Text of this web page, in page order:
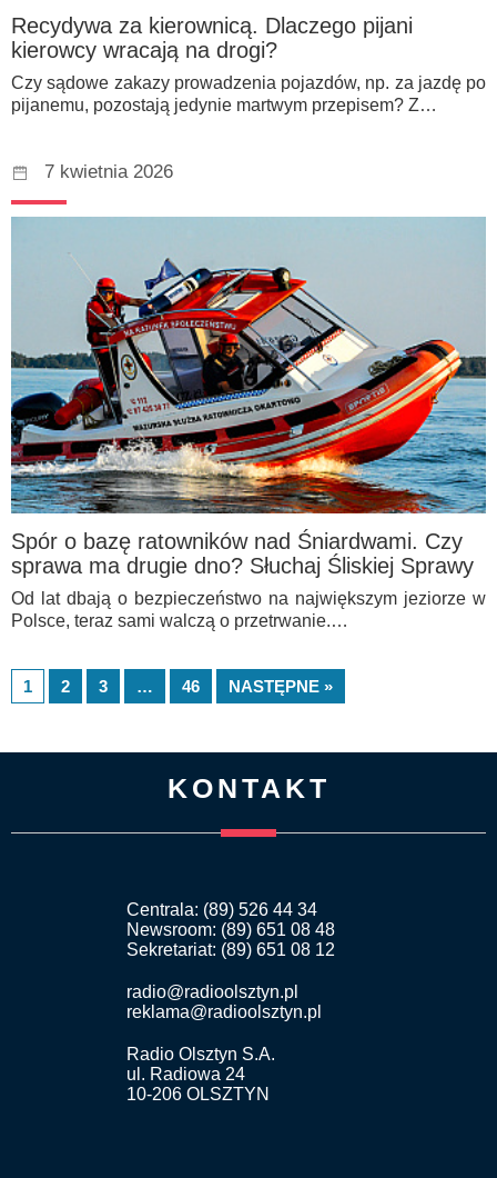
Recydywa za kierownicą. Dlaczego pijani
kierowcy wracają na drogi?
Czy sądowe zakazy prowadzenia pojazdów, np. za jazdę po
pijanemu, pozostają jedynie martwym przepisem? Z…
7 kwietnia 2026
Spór o bazę ratowników nad Śniardwami. Czy
sprawa ma drugie dno? Słuchaj Śliskiej Sprawy
Od lat dbają o bezpieczeństwo na największym jeziorze w
Polsce, teraz sami walczą o przetrwanie.…
1 2 3 … 46 NASTĘPNE »
KONTAKT
Centrala: (89) 526 44 34
Newsroom: (89) 651 08 48
Sekretariat: (89) 651 08 12
radio@radioolsztyn.pl
reklama@radioolsztyn.pl
Radio Olsztyn S.A.
ul. Radiowa 24
10-206 OLSZTYN